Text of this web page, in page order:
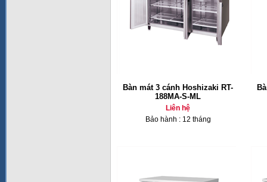
Bàn mát 3 cánh Hoshizaki RT-
188MA-S-ML
Liên hệ
Bảo hành : 12 tháng